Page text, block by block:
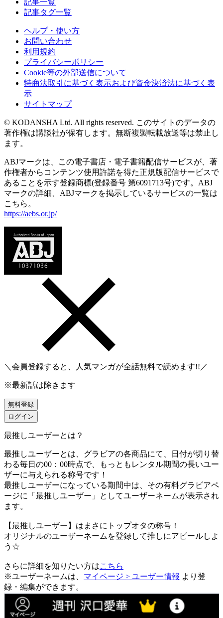
記事タグ一覧
ヘルプ・使い方
お問い合わせ
利用規約
プライバシーポリシー
Cookie等の外部送信について
特商法取引に基づく表示および資金決済法に基づく表
示
サイトマップ
© KODANSHA Ltd. All rights reserved. このサイトのデータの
著作権は講談社が保有します。無断複製転載放送等は禁止し
ます。
ABJマークは、この電子書店・電子書籍配信サービスが、著
作権者からコンテンツ使用許諾を得た正規版配信サービスで
あることを示す登録商標(登録番号 第6091713号)です。ABJ
マークの詳細、ABJマークを掲示しているサービスの一覧は
こちら。
https://aebs.or.jp/
＼会員登録すると、人気マンガが全話無料で読めます!!／
※最新話は除きます
無料登録
ログイン
最推しユーザーとは？
最推しユーザーとは、グラビアの各商品にて、日付が切り替
わる毎日の00：00時点で、
もっともレンタル期間の長いユー
ザーに与えられる称号です！
最推しユーザーになっている期間中は、 その有料グラビアペ
ージに「最推しユーザー」としてユーザーネームが表示され
ます。
【最推しユーザー】はまさにトップオタの称号！
オリジナルのユーザーネームを登録して推しにアピールしよ
う☆
さらに詳細を知りたい方はこちら
※ユーザーネームは、 マイページ > ユーザー情報 より登
録・編集ができます。